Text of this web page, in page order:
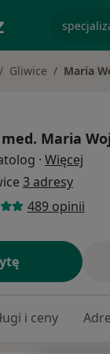
Gliwice Maria
Maria
· Więcej
3 adresy
489 opinii
i ceny